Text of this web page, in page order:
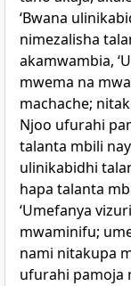
‘Bwana
nimezalisha
akamwambia,
mwema na
machache;
Njoo ufurahi
talanta mbili
ulinikabidhi
hapa talanta
‘Umefanya
mwaminifu;
nami nitakupa
ufurahi pamoja